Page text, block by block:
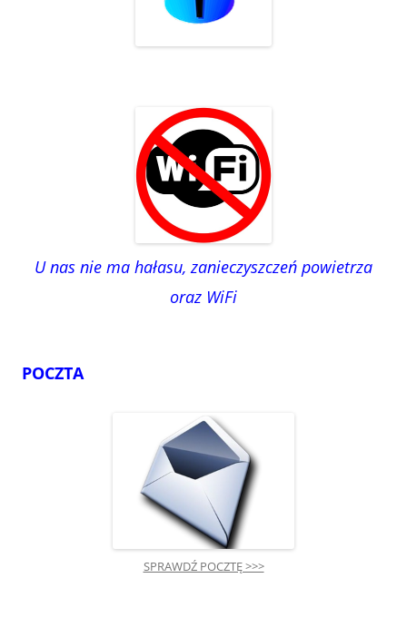
U nas nie ma hałasu, zanieczyszczeń powietrza
oraz WiFi
POCZTA
SPRAWDŹ POCZTĘ >>>